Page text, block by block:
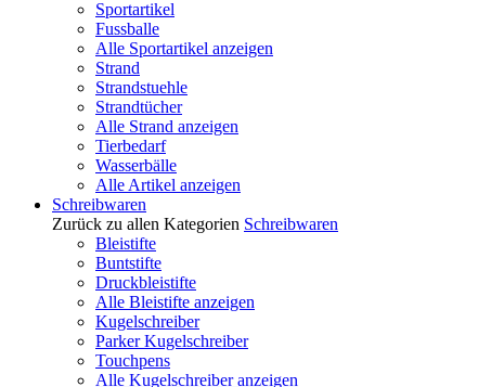
Sportartikel
Fussballe
Alle Sportartikel anzeigen
Strand
Strandstuehle
Strandtücher
Alle Strand anzeigen
Tierbedarf
Wasserbälle
Alle Artikel anzeigen
Schreibwaren
Zurück zu allen Kategorien Schreibwaren
Bleistifte
Buntstifte
Druckbleistifte
Alle Bleistifte anzeigen
Kugelschreiber
Parker Kugelschreiber
Touchpens
Alle Kugelschreiber anzeigen